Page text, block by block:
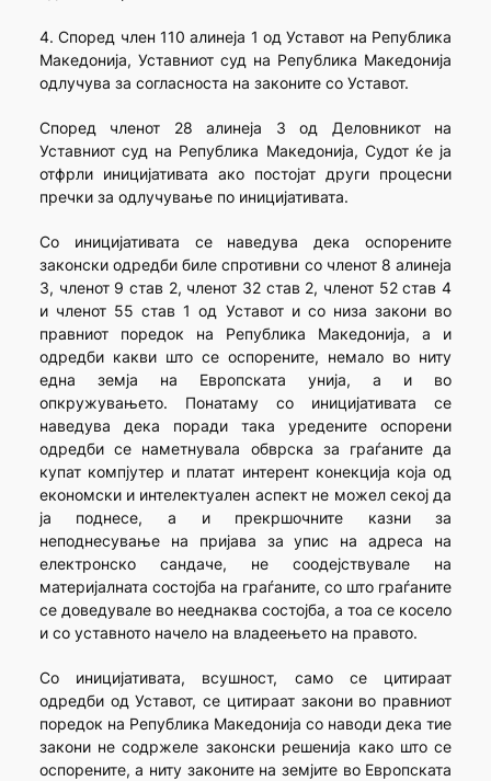
4. Според член 110 алинеја 1 од Уставот на Република
Македонија, Уставниот суд на Република Македонија
одлучува за согласноста на законите со Уставот.
Според членот 28 алинеја 3 од Деловникот на
Уставниот суд на Република Македонија, Судот ќе ја
отфрли иницијативата ако постојат други процесни
пречки за одлучување по иницијативата.
Со иницијативата се наведува дека оспорените
законски одредби биле спротивни со членот 8 алинеја
3, членот 9 став 2, членот 32 став 2, членот 52 став 4
и членот 55 став 1 од Уставот и со низа закони во
правниот поредок на Република Македонија, а и
одредби какви што се оспорените, немало во ниту
една земја на Европската унија, а и во
опкружувањето. Понатаму со иницијативата се
наведува дека поради така уредените оспорени
одредби се наметнувала обврска за граѓаните да
купат компјутер и платат интерент конекција која од
економски и интелектуален аспект не можел секој да
ја поднесе, а и прекршочните казни за
неподнесување на пријава за упис на адреса на
електронско сандаче, не соодејствувале на
материјалната состојба на граѓаните, со што граѓаните
се доведувале во нееднаква состојба, а тоа се косело
и со уставното начело на владеењето на правото.
Со иницијативата, всушност, само се цитираат
одредби од Уставот, се цитираат закони во правниот
поредок на Република Македонија со наводи дека тие
закони не содржеле законски решенија како што се
оспорените, а ниту законите на земјите во Европската